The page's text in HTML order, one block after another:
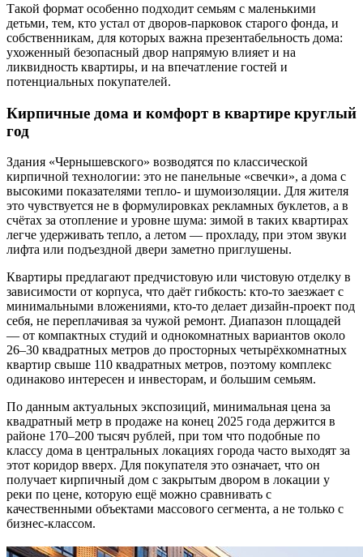
Такой формат особенно подходит семьям с маленькими
детьми, тем, кто устал от дворов-парковок старого фонда, и
собственникам, для которых важна презентабельность дома:
ухоженный безопасный двор напрямую влияет и на
ликвидность квартиры, и на впечатление гостей и
потенциальных покупателей.
Кирпичные дома и комфорт в квартире круглый
год
Здания «Чернышевского» возводятся по классической
кирпичной технологии: это не панельные «свечки», а дома с
высокими показателями тепло- и шумоизоляции. Для жителя
это чувствуется не в формулировках рекламных буклетов, а в
счётах за отопление и уровне шума: зимой в таких квартирах
легче удерживать тепло, а летом — прохладу, при этом звуки
лифта или подъездной двери заметно приглушены.
Квартиры предлагают предчистовую или чистовую отделку в
зависимости от корпуса, что даёт гибкость: кто-то заезжает с
минимальными вложениями, кто-то делает дизайн-проект под
себя, не переплачивая за чужой ремонт. Диапазон площадей
— от компактных студий и однокомнатных вариантов около
26–30 квадратных метров до просторных четырёхкомнатных
квартир свыше 110 квадратных метров, поэтому комплекс
одинаково интересен и инвесторам, и большим семьям.
По данным актуальных экспозиций, минимальная цена за
квадратный метр в продаже на конец 2025 года держится в
районе 170–200 тысяч рублей, при том что подобные по
классу дома в центральных локациях города часто выходят за
этот коридор вверх. Для покупателя это означает, что он
получает кирпичный дом с закрытым двором в локации у
реки по цене, которую ещё можно сравнивать с
качественными объектами массового сегмента, а не только с
бизнес-классом.